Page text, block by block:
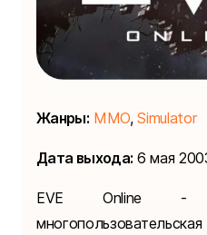
Жанры: MMO,Simulator
Дата выхода: 6 мая
EVE Online -